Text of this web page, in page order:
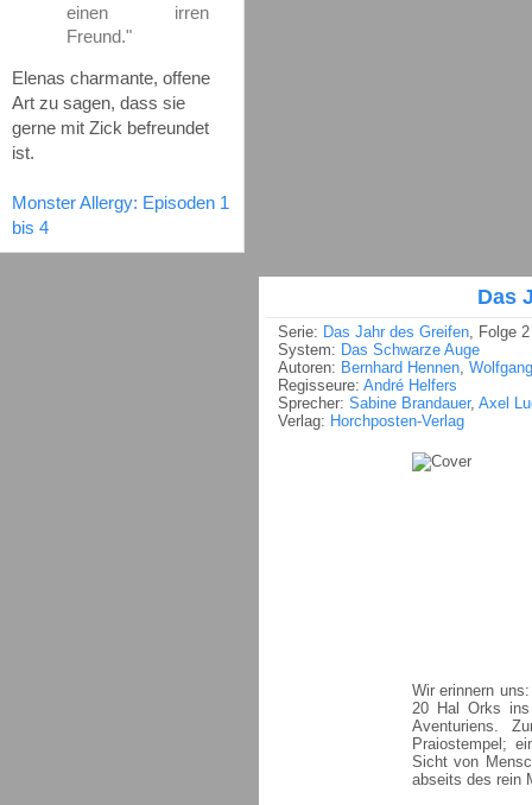
einen irren
Freund."
Elenas charmante, offene
Art zu sagen, dass sie
gerne mit Zick befreundet
ist.
Monster Allergy: Episoden 1
bis 4
Das
Serie: Das Jahr des Greifen, Folge 2
System: Das Schwarze Auge
Autoren: Bernhard Hennen,
Regisseure: André Helfers
Sprecher: Sabine Brandauer, Axel
Verlag: Horchposten-Verlag
Wir erinnern
20 Hal Orks
Aventuriens.
Praiostempel;
Sicht von
abseits des rein